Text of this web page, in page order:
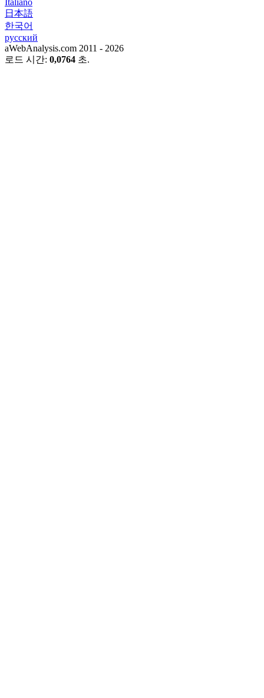
日本語
한국어
русский
aWebAnalysis.com 2011 - 2026
로드 시간: 0,0764 초.